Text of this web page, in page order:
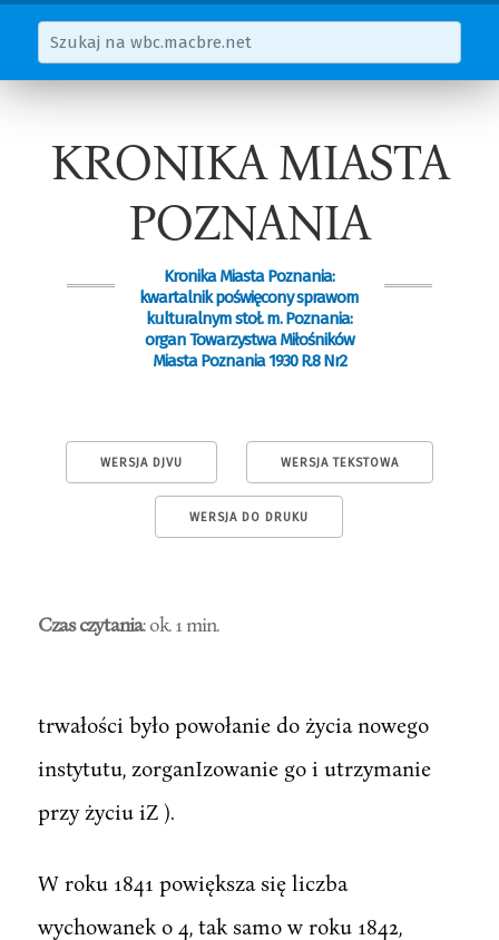
KRONIKA MIASTA
POZNANIA
Kronika Miasta Poznania:
kwartalnik poświęcony sprawom
kulturalnym stoł. m. Poznania:
organ Towarzystwa Miłośników
Miasta Poznania 1930 R.8 Nr2
WERSJA DJVU WERSJA TEKSTOWA
WERSJA DO DRUKU
Czas czytania: ok. 1 min.
trwałości było powołanie do życia nowego
instytutu, zorganIzowanie go i utrzymanie
przy życiu iZ ).
W roku 1841 powiększa się liczba
wychowanek o 4, tak samo w roku 1842,